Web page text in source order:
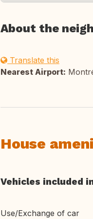
About the
Translate this
Nearest Airport:
House
Vehicles included
Use/Exchange of car